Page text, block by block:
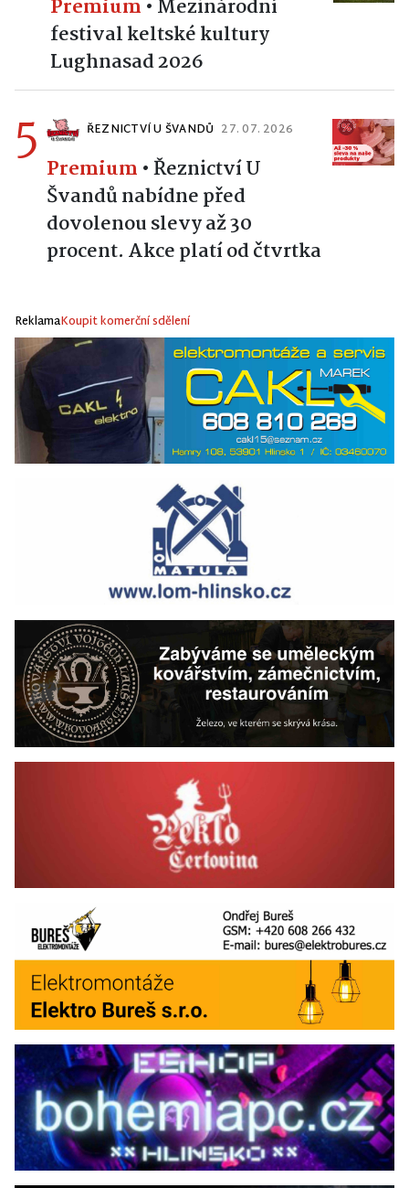
Premium • Mezinárodní
festival keltské kultury
Lughnasad 2026
5 ŘEZNICTVÍ U ŠVANDŮ 27. 07. 2026
Premium •Řeznictví U
Švandů nabídne před
dovolenou slevy až 30
procent. Akce platí od čtvrtka
ReklamaKoupit komerční sdělení